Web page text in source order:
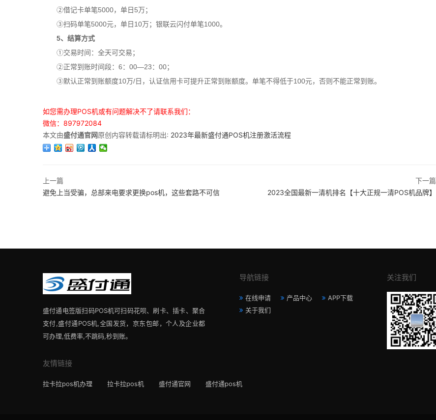
②借记卡单笔5000，单日5万；
③扫码单笔5000元，单日10万；银联云闪付单笔1000。
5、结算方式
①交易时间：全天可交易；
②正常到账时间段：6：00—23：00；
③默认正常到账额度10万/日，认证信用卡可提升正常到账额度。单笔不得低于100元，否则不能正常到账。
如您需办理POS机或有问题解决不了请联系我们：
微信：897972084
本文由盛付通官网原创内容转载请标明出: 2023年最新盛付通POS机注册激活流程
上一篇
避免上当受骗，总部来电要求更换pos机，这些套路不可信
下一篇
2023全国最新一清机排名【十大正规一清POS机品牌】
盛付通电签版扫码POS机可扫码花呗、刷卡、插卡、聚合
支付,盛付通POS机,全国发货，京东包邮，个人及企业都
可办理,低费率,不跳码,秒到账。
导航链接
在线申请 产品中心
APP下载
关于我们
关注我们
友情链接
拉卡拉pos机办理 拉卡拉pos机 盛付通官网 盛付通pos机